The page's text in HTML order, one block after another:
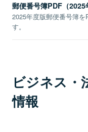
郵便番号簿PDF（2025
2025年度版郵便番号簿
す。
ビジネス・
情報